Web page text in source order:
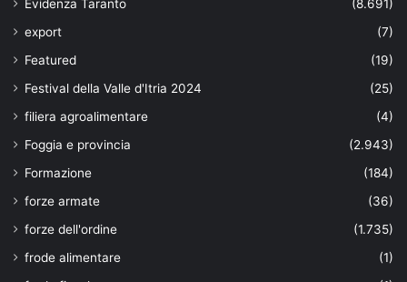
Evidenza Taranto
(8.691)
export
(7)
Featured
(19)
Festival della Valle d'Itria 2024
(25)
filiera agroalimentare
(4)
Foggia e provincia
(2.943)
Formazione
(184)
forze armate
(36)
forze dell'ordine
(1.735)
frode alimentare
(1)